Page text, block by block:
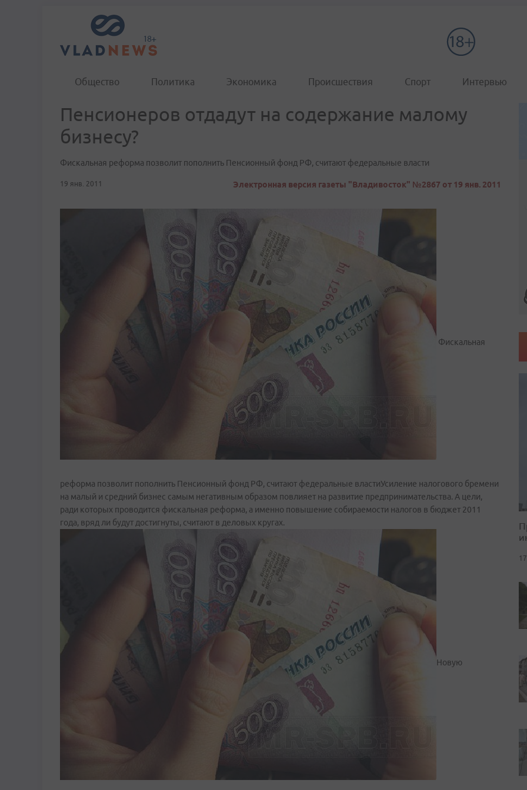
Общество Политика Экономика Происшествия Спорт Интервью
Пенсионеров отдадут на содержание малому
бизнесу?
Фискальная реформа позволит пополнить Пенсионный фонд РФ, считают федеральные власти
19 янв. 2011 Электронная версия газеты "Владивосток" №2867 от 19 янв. 2011
Фискальная
реформа позволит пополнить Пенсионный фонд РФ, считают федеральные властиУсиление налогового бремени
на малый и средний бизнес самым негативным образом повлияет на развитие предпринимательства. А цели,
ради которых проводится фискальная реформа, а именно повышение собираемости налогов в бюджет 2011
года, вряд ли будут достигнуты, считают в деловых кругах.
Новую